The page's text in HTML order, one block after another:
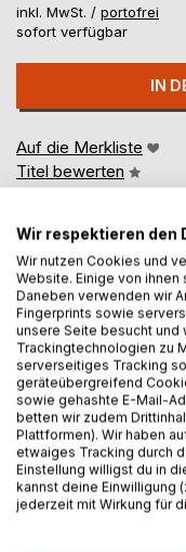
inkl. MwSt. / portofrei
sofort verfügbar
IN
Auf die Merkliste
Titel bewerten
BESCHREIBUNG
John Curl gibt einen
Perspektiven.
AUTOR/IN
Wir respektieren den
Wir nutzen Cookies und
Website. Einige von
Daneben verwenden wir
Fingerprints sowie
unsere Seite besucht und
Trackingtechnologien zu
serverseitiges Tracking
geräteübergreifend
sowie gehashte E-Mail-
betten wir zudem
Plattformen). Wir haben
etwaiges Tracking durch
Einstellung willigst du in
kannst deine Einwilligung
jederzeit mit Wirkung für